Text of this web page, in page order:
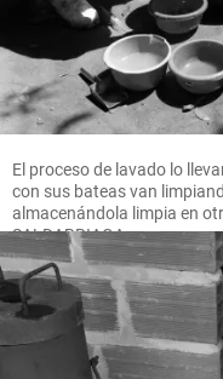
El proceso de lavado lo
con sus bateas van
almacenándola limpia en
SALDARRIAGA